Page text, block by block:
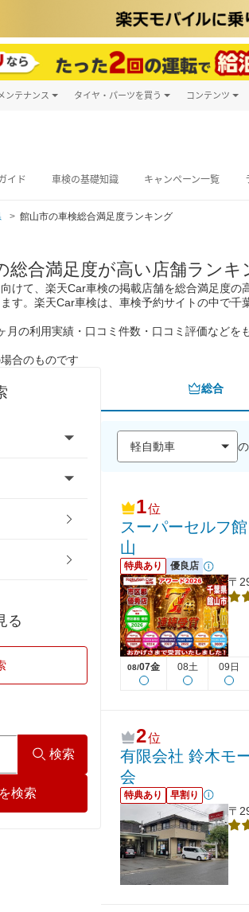
ンテナンス タイヤ・パーツを買う コンテンツ
イド 車検の基礎知識 キャンペーン一覧
館山市の車検総合満足度ランキング
総合満足度が高い店舗ランキ
けて、楽天Car車検の掲載店舗を総合満足度
す。楽天Car車検は、車検予約サイトの中で
月の利用実績・口コミ件数・口コミ評価などを
合のものです
る
検索
検索
総合
1位
スーパーセルフ館
山
特典あり 優良店
〒
08/07金 08土 09日
2位
有限会社 鈴木モ
会
特典あり 早割り
〒